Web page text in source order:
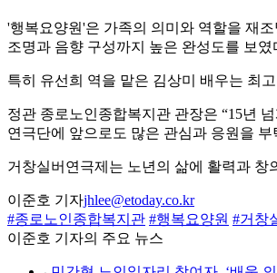
'행복요양원'은 가족의 의미와 역할을 재
조명과 음향 구성까지 높은 완성도를 보였
특히 유선희 역을 맡은 김상미 배우는 최
정관 종로노인종합복지관 관장은 “15년
연극단에 앞으로도 많은 관심과 응원을 부
거창실버연극제는 노년의 삶에 활력과 창
이준호 기자jhlee@etoday.co.kr
#종로노인종합복지관 #행복요양원 #거창
이준호 기자의 주요 뉴스